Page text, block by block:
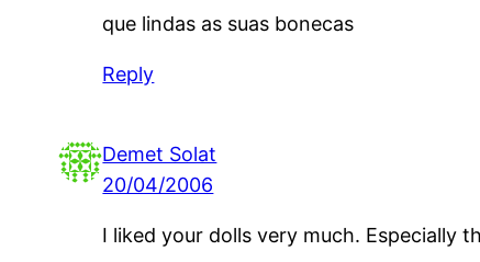
que lindas as suas bonecas
Reply
Demet Solat
20/04/2006
I liked your dolls very much. Especially